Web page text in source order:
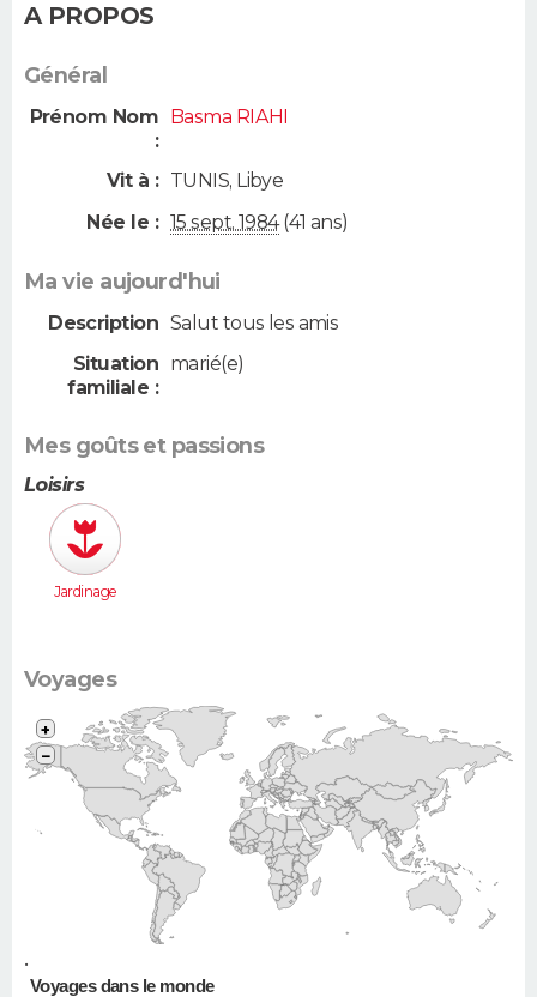
A PROPOS
Général
Prénom Nom
:
Basma RIAHI
Vit à : TUNIS, Libye
Née le : 15 sept. 1984(41 ans)
Ma vie aujourd'hui
Description Salut tous les amis
Situation
familiale :
marié(e)
Mes goûts et passions
Loisirs
Jardinage
Voyages
•
+
−
Voyages dans le monde